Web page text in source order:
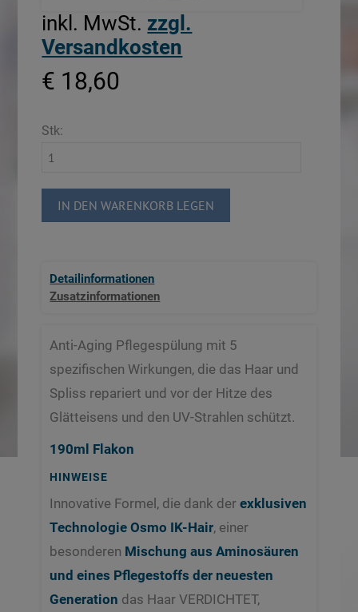
inkl. MwSt. zzgl.
Versandkosten
€ 18,60
Stk:
IN DEN WARENKORB LEGEN
Detailinformationen
Zusatzinformationen
Anti-Aging Pflegespülung mit 5
spezifischen Wirkungen, die das Haar und
Spliss repariert und vor der Hitze des
Glätteisens und den UV-Strahlen schützt.
190ml Flakon
HINWEISE
​Innovative Formel, die dank derexklusiven
Technologie Osmo IK-Hair, einer
besonderen Mischung aus Aminosäuren
und eines Pflegestoffs der neuesten
Generation das Haar VERDICHTET,